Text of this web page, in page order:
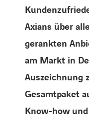
Axians über
gerankten
am Markt in
Auszeichnung
Gesamtpaket
Know-how